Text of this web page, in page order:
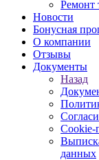
Ремонт
Новости
Бонусная
О компании
Отзывы
Документы
Назад
Cookie-
данных